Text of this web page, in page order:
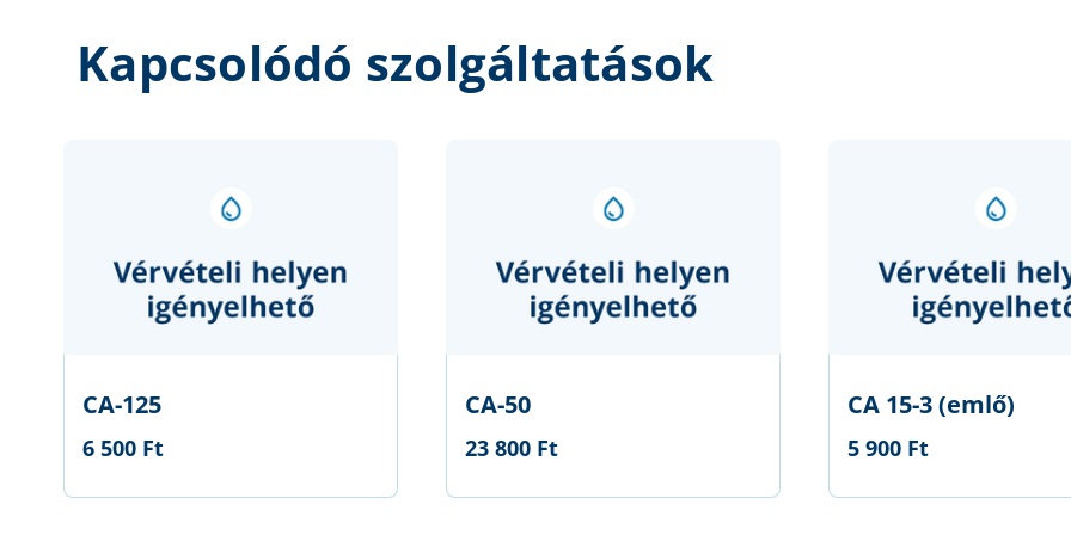
Kapcsolódó szolgáltatások
CA-125
6 500 Ft
CA-50
23 800 Ft
CA 15-3 (emlő)
5 900 Ft